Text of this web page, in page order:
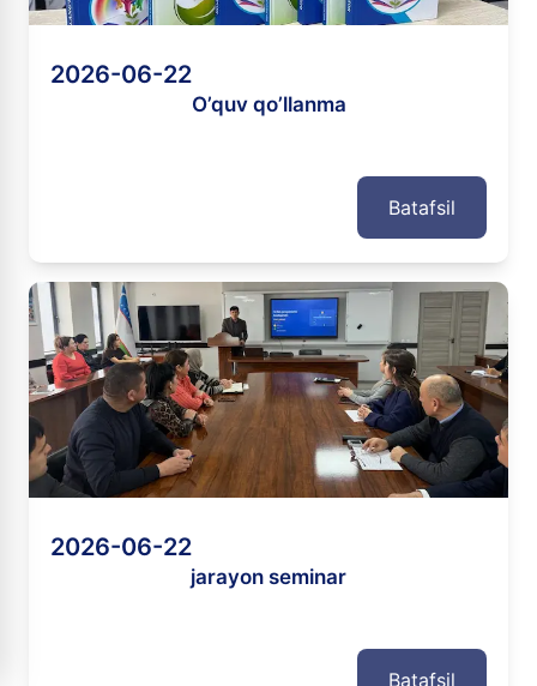
2026-06-22
O’quv qo’llanma
Batafsil
2026-06-22
jarayon seminar
Batafsil